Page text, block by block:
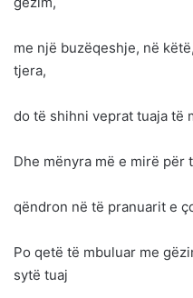
me një buzëqeshje, në
tjera,
do të shihni veprat tuaja të
Dhe mënyra më e mirë
qëndron në të pranuarit e
Po qetë të mbuluar me
sytë tuaj